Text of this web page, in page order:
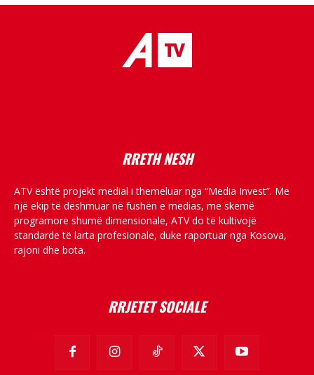
RRETH NESH
ATV është projekt medial i themeluar nga “Media Invest”. Me
një ekip të dëshmuar në fushën e medias, me skemë
programore shumë dimensionale, ATV do të kultivojë
standarde të larta profesionale, duke raportuar nga Kosova,
rajoni dhe bota.
RRJETET SOCIALE